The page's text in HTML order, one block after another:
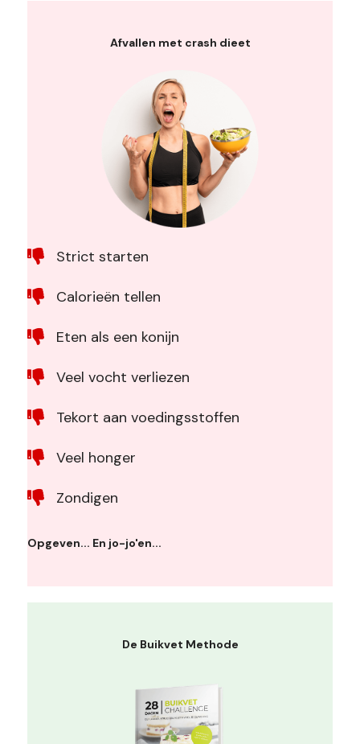
Afvallen met crash dieet
Strict starten
Calorieën tellen
Eten als een konijn
Veel vocht verliezen
Tekort aan voedingsstoffen
Veel honger
Zondigen
Opgeven... En jo-jo'en...
De Buikvet Methode